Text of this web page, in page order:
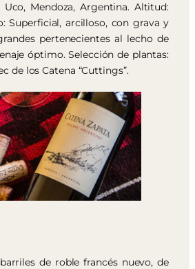
Uco, Mendoza, Argentina. Altitud:
Superficial, arcilloso, con grava y
pertenecientes al lecho de
óptimo. Selección de plantas:
de los Catena “Cuttings”.
de roble francés nuevo, de